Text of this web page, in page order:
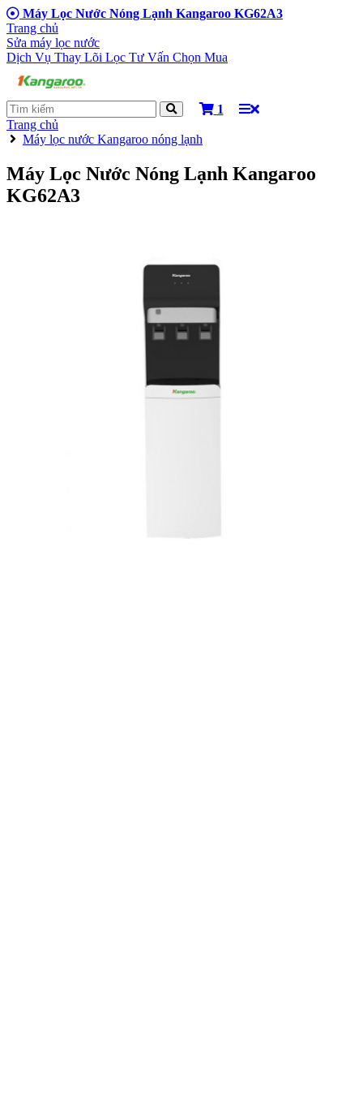
Máy Lọc Nước Nóng Lạnh Kangaroo KG62A3
Trang chủ
Sửa máy lọc nước
Dịch Vụ Thay Lõi Lọc Tư Vấn Chọn Mua
1
Trang chủ
Máy lọc nước Kangaroo nóng lạnh
Máy Lọc Nước Nóng Lạnh Kangaroo
KG62A3